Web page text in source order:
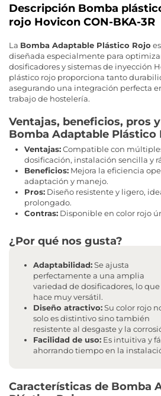
Descripción Bomba
rojo Hovicon CON-BKA-3R
La Bomba Adaptable Plástico Rojo
diseñada especialmente para
dosificadores y sistemas de inyección
plástico rojo proporciona tanto
asegurando una integración perfecta
trabajo de hostelería.
Ventajas, beneficios, pros
Bomba Adaptable Plástico
Ventajas:Compatible con
dosificación, instalación sencilla y
Beneficios: Mejora la eficiencia
adaptación y manejo.
Pros: Diseño resistente y ligero,
prolongado.
Contras: Disponible en color rojo
¿Por qué nos gusta?
Adaptabilidad:Se ajusta
perfectamente a una amplia
variedad de dosificadores, lo que
hace muy versátil.
Diseño atractivo:Su color rojo
solo es distintivo sino también
resistente al desgaste y la
Facilidad de uso: Es intuitiva y
ahorrando tiempo en la
Características de Bomba